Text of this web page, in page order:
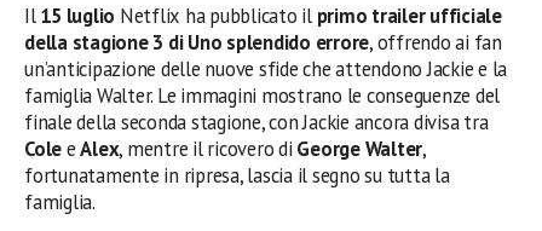
Il15 luglio Netflix ha pubblicato il primo trailer ufficiale
della stagione 3 di Uno splendido errore, offrendo ai fan
un’anticipazione delle nuove sfide che attendono Jackie e la
famiglia Walter. Le immagini mostrano le conseguenze del
finale della seconda stagione, con Jackie ancora divisa tra
ColeeAlex, mentre il ricovero di George Walter,
fortunatamente in ripresa, lascia il segno su tutta la
famiglia.